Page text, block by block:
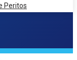
Peritos